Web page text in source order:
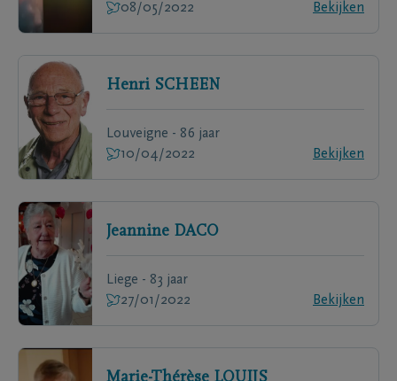
08/05/2022
Bekijken
Henri SCHEEN
Louveigne - 86 jaar
10/04/2022
Bekijken
Jeannine DACO
Liege - 83 jaar
27/01/2022
Bekijken